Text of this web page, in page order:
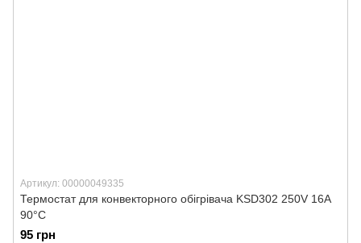
Артикул: 00000049335
Термостат для конвекторного обігрівача KSD302 250V 16A
90°C
95 грн